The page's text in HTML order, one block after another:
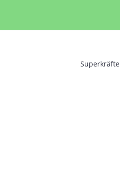
Superkräfte